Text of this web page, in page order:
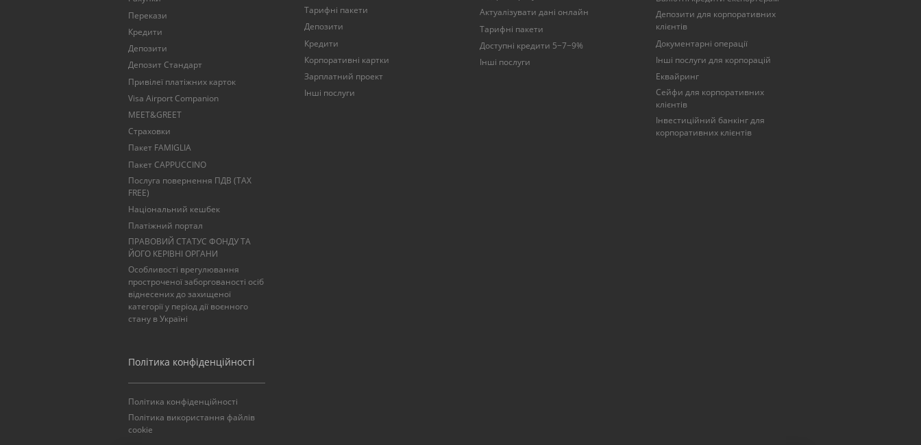
Перекази
Кредити
Депозити
Депозит Стандарт
Привілеї платіжних карток
Visa Airport Companion
MEET&GREET
Страховки
Пакет FAMIGLIA
Пакет CAPPUCCINO
Послуга повернення ПДВ (TAX
FREE)
Національний кешбек
Платіжний портал
ПРАВОВИЙ СТАТУС ФОНДУ ТА
ЙОГО КЕРІВНІ ОРГАНИ
Особливості врегулювання
простроченої заборгованості осіб
віднесених до захищеної
категорії у період дії воєнного
стану в Україні
Тарифні пакети
Депозити
Кредити
Корпоративні картки
Зарплатний проект
Інші послуги
Актуалізувати дані онлайн
Тарифні пакети
Доступні кредити 5−7−9%
Інші послуги
Депозити для корпоративних
клієнтів
Документарні операції
Інші послуги для корпорацій
Еквайринг
Сейфи для корпоративних
клієнтів
Інвестиційний банкінг для
корпоративних клієнтів
Політика конфіденційності
Політика конфіденційності
Політика використання файлів
cookie